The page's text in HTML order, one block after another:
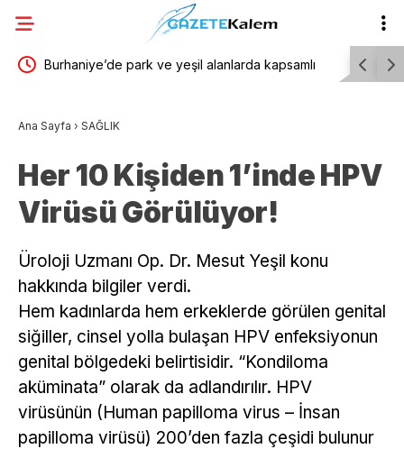
Burhaniye’de park ve yeşil alanlarda kapsamlı
Ana Sayfa › SAĞLIK
Her 10 Kişiden 1’inde HPV
Virüsü Görülüyor!
Üroloji Uzmanı Op. Dr. Mesut Yeşil konu
hakkında bilgiler verdi.
Hem kadınlarda hem erkeklerde görülen genital
siğiller, cinsel yolla bulaşan HPV enfeksiyonun
genital bölgedeki belirtisidir. “Kondiloma
aküminata” olarak da adlandırılır. HPV
virüsünün (Human papilloma virus – İnsan
papilloma virüsü) 200’den fazla çeşidi bulunur